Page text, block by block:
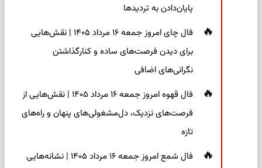
پایان‌دادن به تردیدها
فال چای امروز جمعه ۱۶ مرداد ۱۴۰۵ | نقش‌هایی
برای دیدن فرصت‌های ساده و کنارگذاشتن
نگرانی‌های اضافی
فال قهوه امروز جمعه ۱۶ مرداد ۱۴۰۵ | نقش‌هایی از
فرصت‌های نزدیک، دل‌مشغولی‌های پنهان و راه‌های
تازه
فال شمع امروز جمعه ۱۶ مرداد ۱۴۰۵ | نشانه‌هایی